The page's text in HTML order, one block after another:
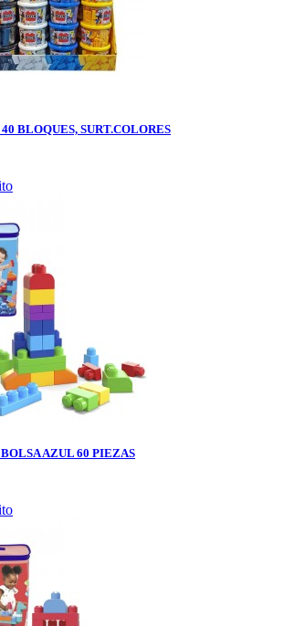
BLOQUES, SURT.COLORES
AZUL 60 PIEZAS